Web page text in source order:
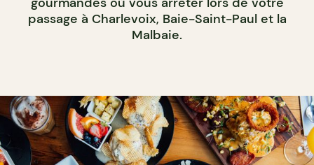
passage à Charlevoix, Baie-Saint-Paul et la
Malbaie.